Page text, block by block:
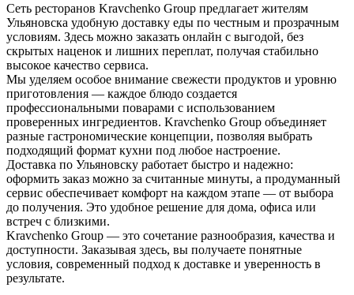
Сеть ресторанов Kravchenko Group предлагает жителям
Ульяновска удобную доставку еды по честным и прозрачным
условиям. Здесь можно заказать онлайн с выгодой, без
скрытых наценок и лишних переплат, получая стабильно
высокое качество сервиса.
Мы уделяем особое внимание свежести продуктов и уровню
приготовления — каждое блюдо создается
профессиональными поварами с использованием
проверенных ингредиентов. Kravchenko Group объединяет
разные гастрономические концепции, позволяя выбрать
подходящий формат кухни под любое настроение.
Доставка по Ульяновску работает быстро и надежно:
оформить заказ можно за считанные минуты, а продуманный
сервис обеспечивает комфорт на каждом этапе — от выбора
до получения. Это удобное решение для дома, офиса или
встреч с близкими.
Kravchenko Group — это сочетание разнообразия, качества и
доступности. Заказывая здесь, вы получаете понятные
условия, современный подход к доставке и уверенность в
результате.